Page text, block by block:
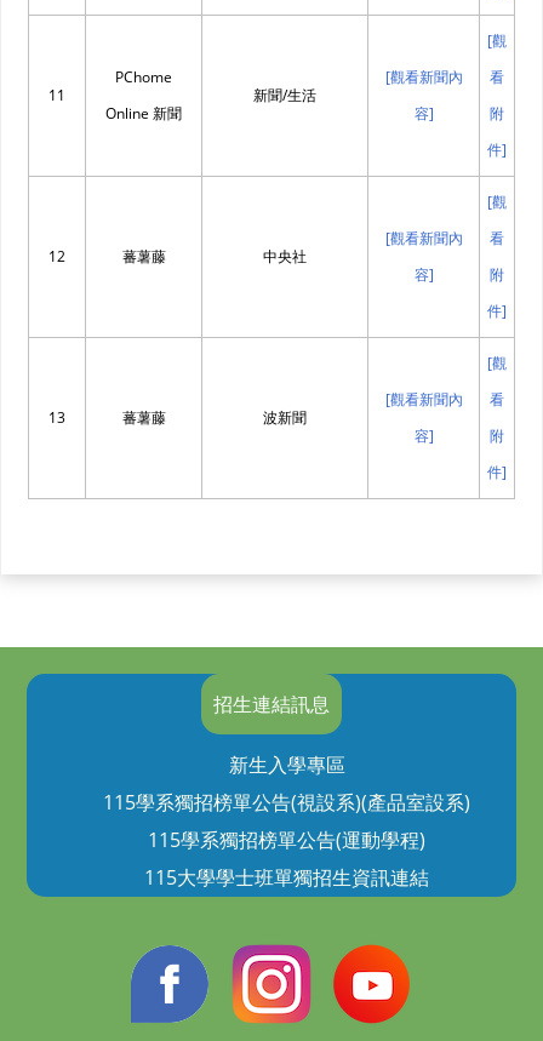
11
PChome
Online 新聞
新聞/生活
[觀看新聞內
容]
[觀
看
附
件]
12 蕃薯藤 中央社
[觀看新聞內
容]
[觀
看
附
件]
13 蕃薯藤 波新聞
[觀看新聞內
容]
[觀
看
附
件]
招生連結訊息
新生入學專區
115學系獨招榜單公告(視設系)(產品室設系)
115學系獨招榜單公告(運動學程)
115大學學士班單獨招生資訊連結